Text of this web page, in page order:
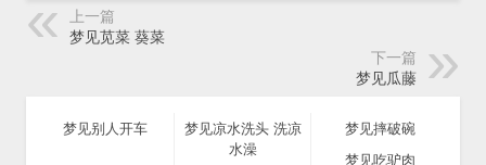
上一篇
梦见苋菜 葵菜
下一篇
梦见瓜藤
梦见别人开车
梦见凉水洗头 洗凉
水澡
梦见摔破碗
梦见吃驴肉